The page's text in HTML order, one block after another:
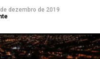
dezembro de 2019